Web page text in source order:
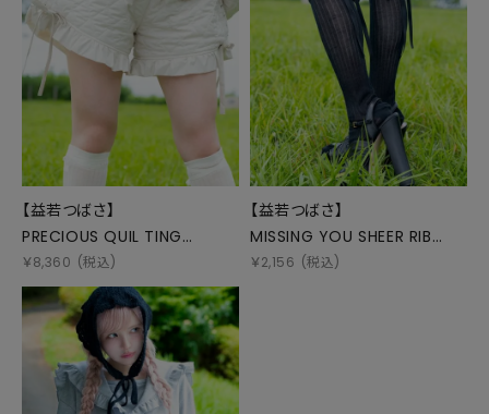
【益若つばさ】
PRECIOUS QUIL TING
SHORTS
￥8,360 (税込)
【益若つばさ】
MISSING YOU SHEER RIB
HIGH SOCKS
￥2,156 (税込)